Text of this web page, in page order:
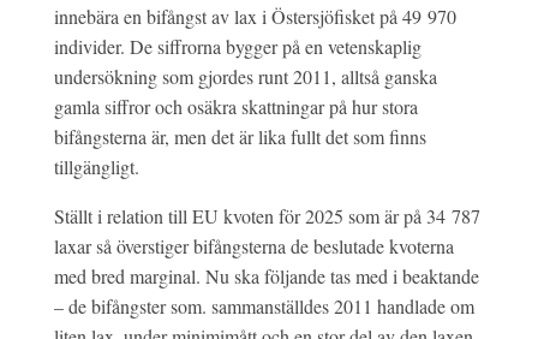
innebära en bifångst av lax i Östersjöfisket på 49 970
individer. De siffrorna bygger på en vetenskaplig
undersökning som gjordes runt 2011, alltså ganska
gamla siffror och osäkra skattningar på hur stora
bifångsterna är, men det är lika fullt det som finns
tillgängligt.
Ställt i relation till EU kvoten för 2025 som är på 34 787
laxar så överstiger bifångsterna de beslutade kvoterna
med bred marginal. Nu ska följande tas med i beaktande
– de bifångster som. sammanställdes 2011 handlade om